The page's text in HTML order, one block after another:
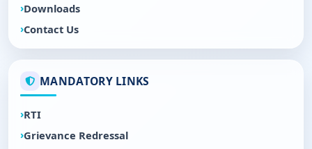
Downloads
Contact Us
MANDATORY LINKS
RTI
Grievance Redressal